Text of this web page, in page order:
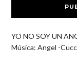
YO NO SOY UN
Música: Angel -